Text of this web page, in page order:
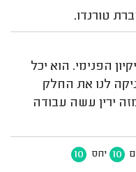
טורנדו.
הפנימי. הוא יכל
לנו את החלק
ירין עשה עבודה
10 יחס 10